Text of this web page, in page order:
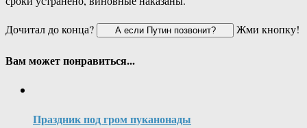
Дочитал до конца?
Жми кнопку!
Вам может понравиться...
Праздник под гром пуканонады